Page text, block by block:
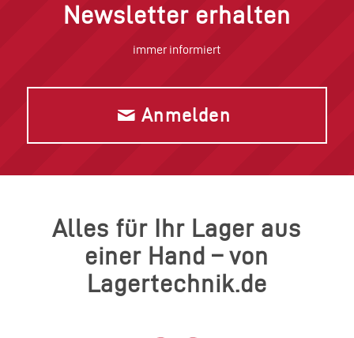
Newsletter erhalten
immer informiert
Anmelden
Alles für Ihr Lager aus
einer Hand – von
Lagertechnik.de